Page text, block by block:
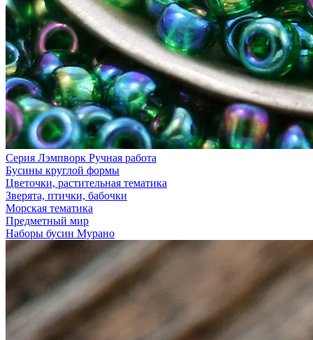
Серия Лэмпворк Ручная работа
Бусины круглой формы
Цветочки, растительная тематика
Зверята, птички, бабочки
Морская тематика
Предметный мир
Наборы бусин Мурано